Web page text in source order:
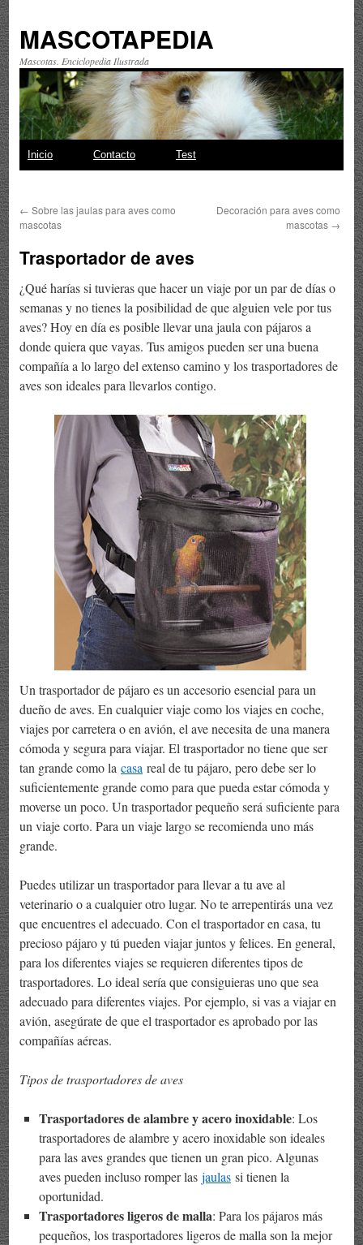
MASCOTAPEDIA
Mascotas. Enciclopedia Ilustrada
Saltar
contenido
Inicio Contacto Test
← Sobre las jaulas para aves como
mascotas
Decoración para aves como
mascotas →
Trasportador de aves
¿Qué harías si tuvieras que hacer un viaje por un par de días o
semanas y no tienes la posibilidad de que alguien vele por tus
aves? Hoy en día es posible llevar una jaula con pájaros a
donde quiera que vayas. Tus amigos pueden ser una buena
compañía a lo largo del extenso camino y los trasportadores de
aves son ideales para llevarlos contigo.
Un trasportador de pájaro es un accesorio esencial para un
dueño de aves. En cualquier viaje como los viajes en coche,
viajes por carretera o en avión, el ave necesita de una manera
cómoda y segura para viajar. El trasportador no tiene que ser
tan grande como la casa real de tu pájaro, pero debe ser lo
suficientemente grande como para que pueda estar cómoda y
moverse un poco. Un trasportador pequeño será suficiente para
un viaje corto. Para un viaje largo se recomienda uno más
grande.
Puedes utilizar un trasportador para llevar a tu ave al
veterinario o a cualquier otro lugar. No te arrepentirás una vez
que encuentres el adecuado. Con el trasportador en casa, tu
precioso pájaro y tú pueden viajar juntos y felices. En general,
para los diferentes viajes se requieren diferentes tipos de
trasportadores. Lo ideal sería que consiguieras uno que sea
adecuado para diferentes viajes. Por ejemplo, si vas a viajar en
avión, asegúrate de que el trasportador es aprobado por las
compañías aéreas.
Tipos de trasportadores de aves
Trasportadores de alambre y acero inoxidable: Los
trasportadores de alambre y acero inoxidable son ideales
para las aves grandes que tienen un gran pico. Algunas
aves pueden incluso romper las jaulas si tienen la
oportunidad.
Trasportadores ligeros de malla: Para los pájaros más
pequeños, los trasportadores ligeros de malla son la mejor